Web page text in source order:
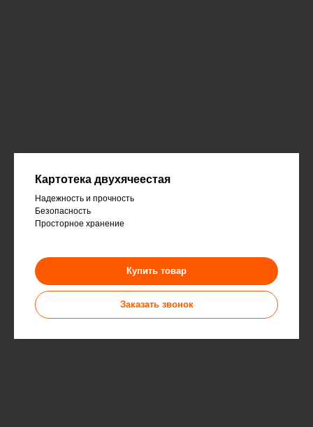
Картотека двухячеестая
Надежность и прочность
Безопасность
Просторное хранение
Купить товар
Заказать звонок